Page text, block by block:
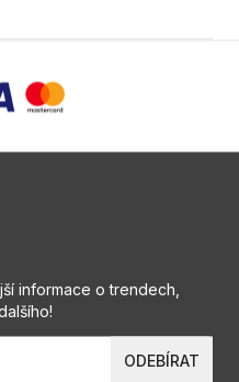
informace o trendech,
ODEBÍRAT